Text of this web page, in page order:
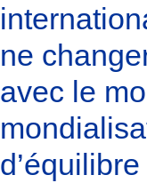
ne
avec le